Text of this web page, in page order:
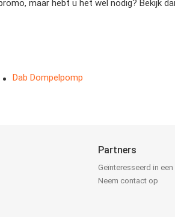
maar hebt u het wel nodig? Bekijk
Dab Dompelpomp
Partners
Geïnteresseerd in
Neem contact op